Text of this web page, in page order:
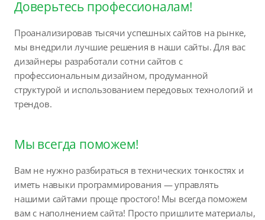
Доверьтесь профессионалам!
Проанализировав тысячи успешных сайтов на рынке,
мы внедрили лучшие решения в наши сайты. Для вас
дизайнеры разработали сотни сайтов с
профессиональным дизайном, продуманной
структурой и использованием передовых технологий и
трендов.
Мы всегда поможем!
Вам не нужно разбираться в технических тонкостях и
иметь навыки программирования — управлять
нашими сайтами проще простого! Мы всегда поможем
вам с наполнением сайта! Просто пришлите материалы,